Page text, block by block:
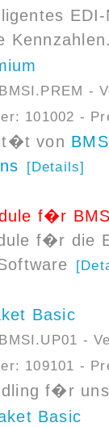
-
101002 -
von
[Details]
f�r
f�r die
Basic
-
109101 -
f�r
Basic